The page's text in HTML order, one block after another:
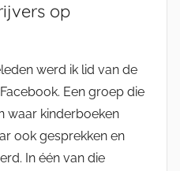
op
werd ik lid van de
Een groep die
waar kinderboeken
ook gesprekken en
In één van die